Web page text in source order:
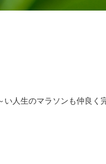
人生のマラソンも仲良く